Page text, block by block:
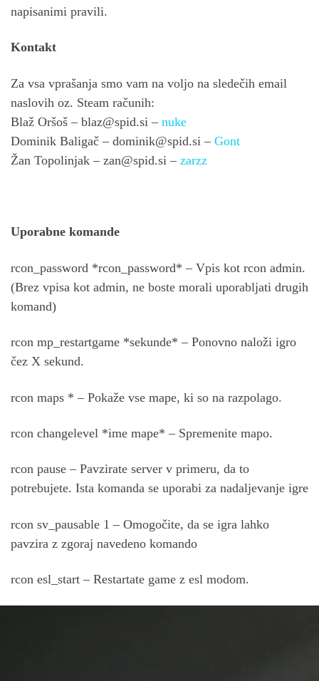
napisanimi pravili.
Kontakt
Za vsa vprašanja smo vam na voljo na sledečih email
naslovih oz. Steam računih:
Blaž Oršoš – blaz@spid.si – nuke
Dominik Baligač – dominik@spid.si – Gont
Žan Topolinjak – zan@spid.si – zarzz
Uporabne komande
rcon_password *rcon_password* – Vpis kot rcon admin.
(Brez vpisa kot admin, ne boste morali uporabljati drugih
komand)
rcon mp_restartgame *sekunde* – Ponovno naloži igro
čez X sekund.
rcon maps * – Pokaže vse mape, ki so na razpolago.
rcon changelevel *ime mape* – Spremenite mapo.
rcon pause – Pavzirate server v primeru, da to
potrebujete. Ista komanda se uporabi za nadaljevanje igre
rcon sv_pausable 1 – Omogočite, da se igra lahko
pavzira z zgoraj navedeno komando
rcon esl_start – Restartate game z esl modom.